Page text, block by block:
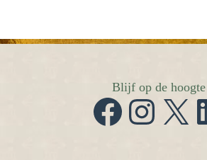
Blijf op de hoogte
X